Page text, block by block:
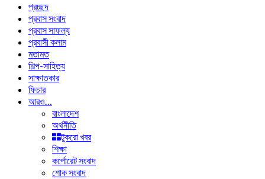
প্রচ্ছদ
প্রবাস সংবাদ
প্রবাস সাফল্য
প্রবাসী কলাম
মতামত
শিল্প-সাহিত্য
সাক্ষাতকার
ফিচার
আরও…
বাংলাদেশ
অর্থনীতি
টুকরো খবর
শিক্ষা
কর্পোরেট সংবাদ
শোক সংবাদ